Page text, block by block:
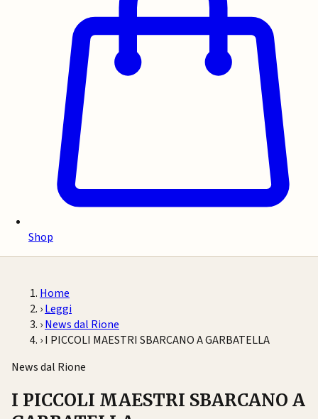
Shop
Home
›Leggi
›News dal Rione
›I PICCOLI MAESTRI SBARCANO A GARBATELLA
News dal Rione
I PICCOLI MAESTRI SBARCANO A